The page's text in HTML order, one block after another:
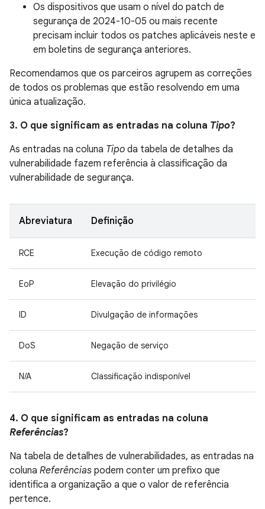
Os dispositivos que usam o nível do patch de
segurança de 2024-10-05 ou mais recente
precisam incluir todos os patches aplicáveis neste e
em boletins de segurança anteriores.
Recomendamos que os parceiros agrupem as correções
de todos os problemas que estão resolvendo em uma
única atualização.
3. O que significam as entradas na coluna Tipo?
As entradas na coluna Tipo da tabela de detalhes da
vulnerabilidade fazem referência à classificação da
vulnerabilidade de segurança.
Abreviatura Definição
RCE Execução de código remoto
EoP Elevação do privilégio
ID Divulgação de informações
DoS Negação de serviço
N/A Classificação indisponível
4. O que significam as entradas na coluna
Referências?
Na tabela de detalhes de vulnerabilidades, as entradas na
coluna Referências podem conter um prefixo que
identifica a organização a que o valor de referência
pertence.